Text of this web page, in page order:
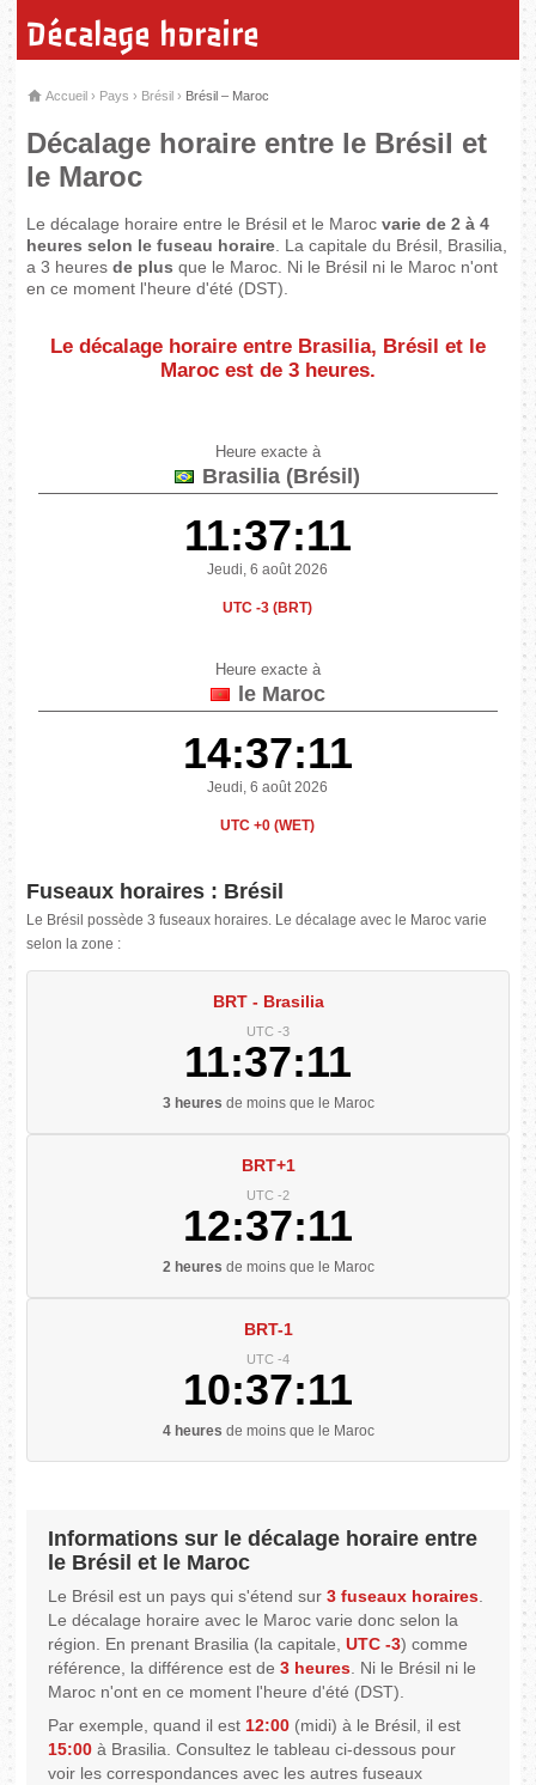
Décalage horaire
Accueil › Pays › Brésil › Brésil – Maroc
Décalage horaire entre le Brésil et
le Maroc
Le décalage horaire entre le Brésil et le Marocvarie de 2 à 4
heures selon le fuseau horaire . La capitale du Brésil, Brasilia,
a 3 heuresde plus que le Maroc. Ni le Brésil ni le Maroc n'ont
en ce moment l'heure d'été (DST).
Le décalage horaire entre Brasilia, Brésil et le
Maroc est de 3 heures.
Heure exacte à
Brasilia (Brésil)
11:37:11
Jeudi, 6 août 2026
UTC -3 (BRT)
Heure exacte à
le Maroc
14:37:11
Jeudi, 6 août 2026
UTC +0 (WET)
Fuseaux horaires : Brésil
Le Brésil possède 3 fuseaux horaires. Le décalage avec le Maroc varie
selon la zone :
BRT - Brasilia
UTC -3
11:37:11
3 heures de moins que le Maroc
BRT+1
UTC -2
12:37:11
2 heures de moins que le Maroc
BRT-1
UTC -4
10:37:11
4 heures de moins que le Maroc
Informations sur le décalage horaire entre
le Brésil et le Maroc
Le Brésil est un pays qui s'étend sur3 fuseaux horaires.
Le décalage horaire avec le Maroc varie donc selon la
région. En prenant Brasilia (la capitale,UTC -3) comme
référence, la différence est de3 heures. Ni le Brésil ni le
Maroc n'ont en ce moment l'heure d'été (DST).
Par exemple, quand il est12:00 (midi) à le Brésil, il est
15:00 à Brasilia. Consultez le tableau ci-dessous pour
voir les correspondances avec les autres fuseaux